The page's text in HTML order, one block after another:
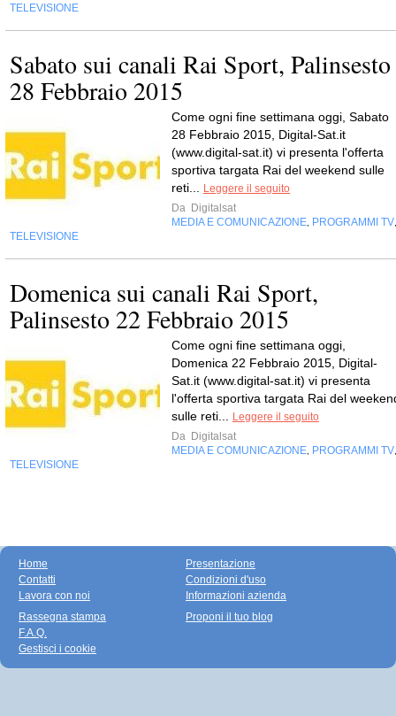
TELEVISIONE
Sabato sui canali Rai Sport, Palinsesto
28 Febbraio 2015
Come ogni fine settimana oggi, Sabato
28 Febbraio 2015, Digital-Sat.it
(www.digital-sat.it) vi presenta l'offerta
sportiva targata Rai del weekend sulle
reti...
Leggere il seguito
Da Digitalsat
MEDIA E COMUNICAZIONE PROGRAMMI TV
TELEVISIONE
Domenica sui canali Rai Sport,
Palinsesto 22 Febbraio 2015
Come ogni fine settimana oggi,
Domenica 22 Febbraio 2015, Digital-
Sat.it (www.digital-sat.it) vi presenta
l'offerta sportiva targata Rai del
sulle reti...
Leggere il seguito
Da Digitalsat
MEDIA E COMUNICAZIONE PROGRAMMI TV
TELEVISIONE
Home
Contatti
Lavora con noi
Presentazione
Condizioni d'uso
Informazioni azienda
Rassegna stampa
F.A.Q.
Gestisci i cookie
Proponi il tuo blog